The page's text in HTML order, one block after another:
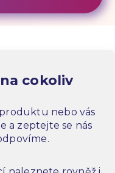
cokoliv
nebo vás
a zeptejte se nás